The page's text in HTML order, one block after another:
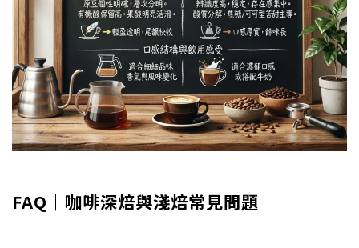
FAQ｜咖啡深焙與淺焙常見問題